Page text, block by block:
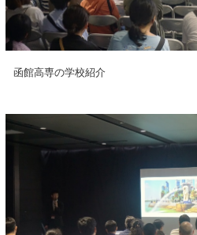
函館高専の学校紹介